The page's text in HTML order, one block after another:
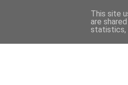
This site
are
statistics,